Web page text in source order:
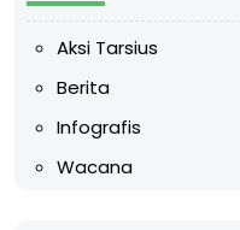
Aksi Tarsius
Berita
Infografis
Wacana